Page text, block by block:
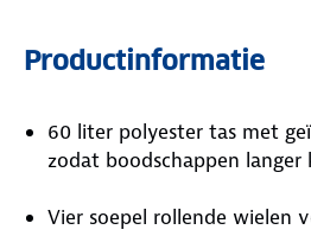
Productinformatie
60 liter polyester tas met
zodat boodschappen langer
Vier soepel rollende wielen